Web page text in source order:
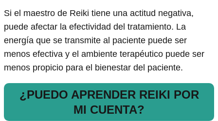
Si el maestro de Reiki tiene una actitud negativa,
puede afectar la efectividad del tratamiento. La
energía que se transmite al paciente puede ser
menos efectiva y el ambiente terapéutico puede ser
menos propicio para el bienestar del paciente.
¿PUEDO APRENDER REIKI POR
MI CUENTA?